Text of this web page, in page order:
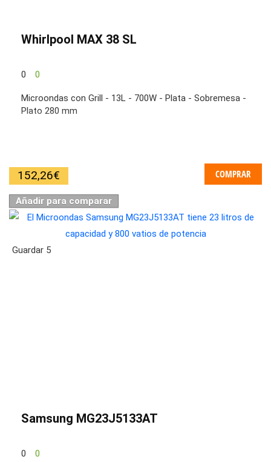
Whirlpool MAX 38 SL
0 0
Microondas con Grill - 13L - 700W - Plata - Sobremesa -
Plato 280 mm
152,26€ COMPRAR
Añadir para comparar
Guardar 5
Samsung MG23J5133AT
0 0